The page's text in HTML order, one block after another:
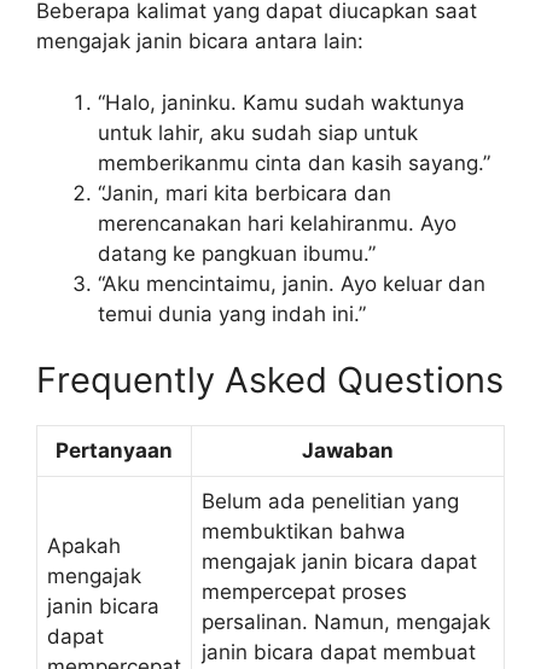
Beberapa kalimat yang dapat diucapkan saat
mengajak janin bicara antara lain:
“Halo, janinku. Kamu sudah waktunya
untuk lahir, aku sudah siap untuk
memberikanmu cinta dan kasih sayang.”
“Janin, mari kita berbicara dan
merencanakan hari kelahiranmu. Ayo
datang ke pangkuan ibumu.”
“Aku mencintaimu, janin. Ayo keluar dan
temui dunia yang indah ini.”
Frequently Asked Questions
Pertanyaan Jawaban
Apakah
mengajak
janin bicara
dapat
Belum ada penelitian yang
membuktikan bahwa
mengajak janin bicara dapat
mempercepat proses
persalinan. Namun, mengajak
janin bicara dapat membuat